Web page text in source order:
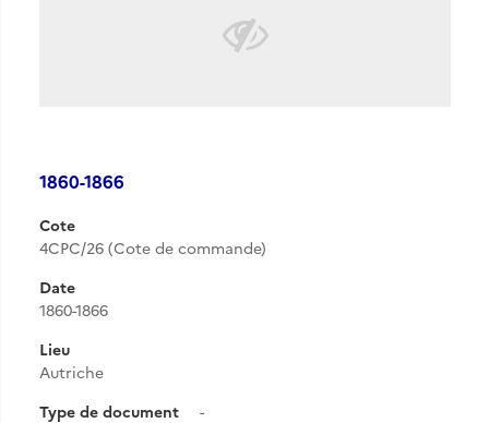
1860-1866
Cote
4CPC/26 (Cote de commande)
Date
1860-1866
Lieu
Autriche
Type de document
-